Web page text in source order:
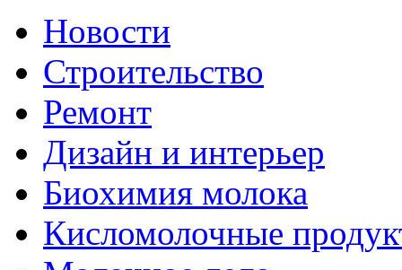
Новости
Строительство
Ремонт
Дизайн и интерьер
Биохимия молока
Кисломолочные